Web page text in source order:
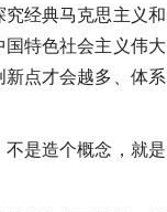
经典马克思主义和
特色社会主义伟大
点才会越多、体系
是造个概念，就是